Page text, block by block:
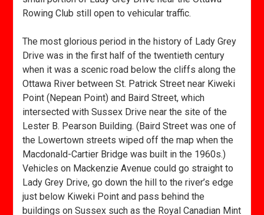
Rowing Club still open to vehicular traffic.
The most glorious period in the history of Lady Grey
Drive was in the first half of the twentieth century
when it was a scenic road below the cliffs along the
Ottawa River between St. Patrick Street near Kiweki
Point (Nepean Point) and Baird Street, which
intersected with Sussex Drive near the site of the
Lester B. Pearson Building. (Baird Street was one of
the Lowertown streets wiped off the map when the
Macdonald-Cartier Bridge was built in the 1960s.)
Vehicles on Mackenzie Avenue could go straight to
Lady Grey Drive, go down the hill to the river’s edge
just below Kiweki Point and pass behind the
buildings on Sussex such as the Royal Canadian Mint